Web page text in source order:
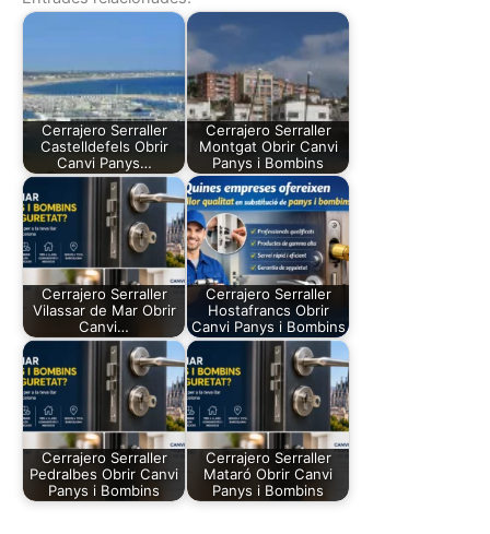
Cerrajero Serraller
Castelldefels Obrir
Canvi Panys…
Cerrajero Serraller
Montgat Obrir Canvi
Panys i Bombins
Cerrajero Serraller
Vilassar de Mar Obrir
Canvi…
Cerrajero Serraller
Hostafrancs Obrir
Canvi Panys i Bombins
Cerrajero Serraller
Pedralbes Obrir Canvi
Panys i Bombins
Cerrajero Serraller
Mataró Obrir Canvi
Panys i Bombins